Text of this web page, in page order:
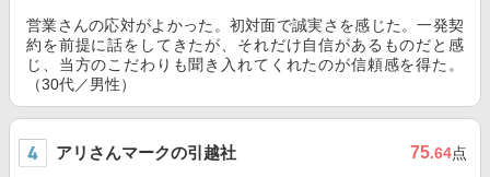
営業さんの応対がよかった。初対面で誠実さを感じた。一発契
約を前提に話をしてきたが、それだけ自信があるものだと感
じ、当方のこだわりも聞き入れてくれたのが信頼感を得た。
（30代／男性）
アリさんマークの引越社 75.64点